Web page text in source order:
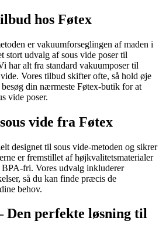
hos Føtex
er vakuumforseglingen af maden i
stort udvalg af sous vide poser til
har alt fra standard vakuumposer til
Vores tilbud skifter ofte, så hold øje
din nærmeste Føtex-butik for at
vide poser.
vide fra Føtex
designet til sous vide-metoden og sikrer
er fremstillet af højkvalitetsmaterialer
BPA-fri. Vores udvalg inkluderer
så du kan finde præcis de
behov.
Den perfekte løsning til